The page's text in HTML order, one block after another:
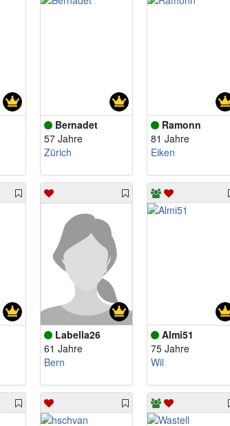
Bernadet
57 Jahre
Zürich
Ramonn
81 Jahre
Eiken
Labella26
61 Jahre
Bern
Almi51
75 Jahre
Wil